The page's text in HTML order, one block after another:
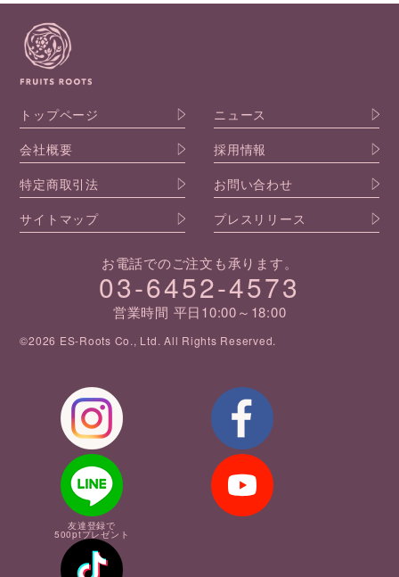
トップページ
ニュース
会社概要
採用情報
特定商取引法
お問い合わせ
サイトマップ
プレスリリース
お電話でのご注文も承ります。
03-6452-4573
営業時間 平日10:00～18:00
©2026 ES-Roots Co., Ltd. All Rights Reserved.
友達登録で
500ptプレゼント